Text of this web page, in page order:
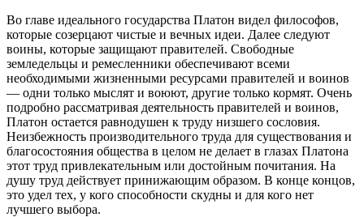
Во главе идеального государства Платон видел философов,
которые созерцают чистые и вечных идеи. Далее следуют
воины, которые защищают правителей. Свободные
земледельцы и ремесленники обеспечивают всеми
необходимыми жизненными ресурсами правителей и воинов
— одни только мыслят и воюют, другие только кормят. Очень
подробно рассматривая деятельность правителей и воинов,
Платон остается равнодушен к труду низшего сословия.
Неизбежность производительного труда для существования и
благосостояния общества в целом не делает в глазах Платона
этот труд привлекательным или достойным почитания. На
душу труд действует принижающим образом. В конце концов,
это удел тех, у кого способности скудны и для кого нет
лучшего выбора.